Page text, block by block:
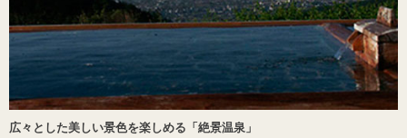
広々とした美しい景色を楽しめる「絶景温泉」